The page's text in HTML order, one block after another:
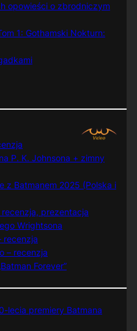
opowieści o zbrodniczym
1: Gothamski Nokturn:
P. K. Johnsona + zimny
z Batmanem 2025 (Polska i
prezentacja
Wrightsona
recenzja
– recenzja
Forever”
lecia premiery Batmana